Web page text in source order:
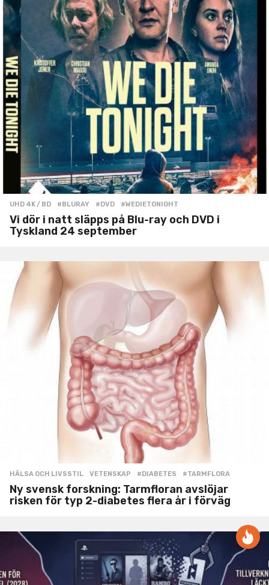
UHD 4K / BD #BLURAY ,#DVD ,#WEDIETONIGHT
Vi dör i natt släpps på Blu-ray och DVD i
Tyskland 24 september
HÄLSA OCH LIVSSTIL ,VETENSKAP #DIABETES ,#TARMFLORA
Ny svensk forskning: Tarmfloran avslöjar
risken för typ 2-diabetes flera år i förväg